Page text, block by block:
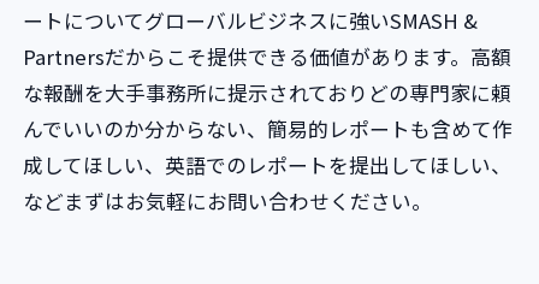
ートについてグローバルビジネスに強いSMASH &
Partnersだからこそ提供できる価値があります。高額
な報酬を大手事務所に提示されておりどの専門家に頼
んでいいのか分からない、簡易的レポートも含めて作
成してほしい、英語でのレポートを提出してほしい、
などまずはお気軽にお問い合わせください。